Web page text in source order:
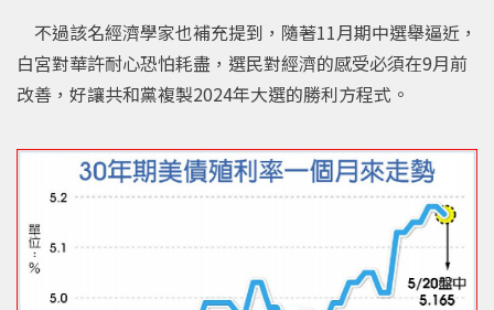
不過該名經濟學家也補充提到，隨著11月期中選舉逼近，
白宮對華許耐心恐怕耗盡，選民對經濟的感受必須在9月前
改善，好讓共和黨複製2024年大選的勝利方程式。